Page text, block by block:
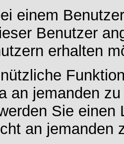
einem
Benutzer
erhalten
an jemanden
Sie
an jemanden